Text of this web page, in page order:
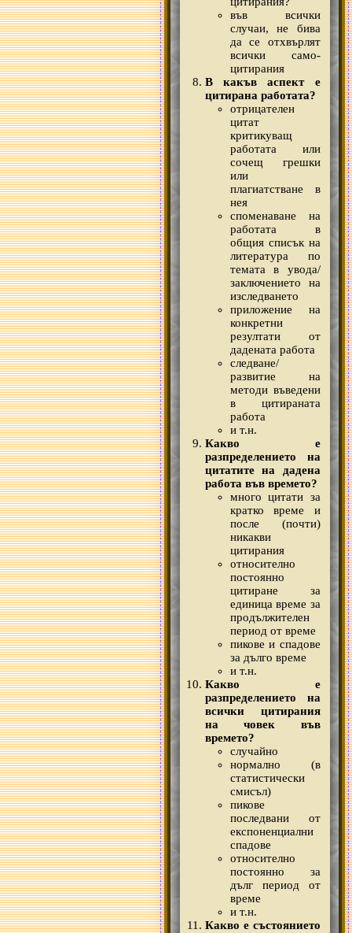
във всички
случаи, не бива
да се отхвърлят
всички само-
цитирания
В какъв аспект е
цитирана работата?
отрицателен
цитат
критикуващ
работата или
сочещ грешки
или
плагиатстване в
нея
споменаване на
работата в
общия списък на
литература по
темата в увода/
заключението на
изследването
приложение на
конкретни
резултати от
дадената работа
следване/
развитие на
методи въведени
в цитираната
работа
и т.н.
Какво е
разпределението на
цитатите на дадена
работа във времето?
много цитати за
кратко време и
после (почти)
никакви
цитирания
относително
постоянно
цитиране за
единица време за
продължителен
период от време
пикове и спадове
за дълго време
и т.н.
Какво е
разпределението на
всички цитирания
на човек във
времето?
случайно
нормално (в
статистически
смисъл)
пикове
последвани от
експоненциални
спадове
относително
постоянно за
дълг период от
време
и т.н.
Какво е състоянието